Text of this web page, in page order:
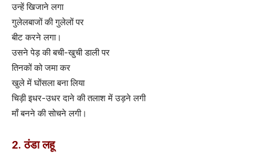
उन्हें खिजाने लगा
गुलेलबाजों की गुलेलों पर
बीट करने लगा।
उसने पेड़ की बची-खुची डाली पर
तिनकों को जमा कर
खुले में घोंसला बना लिया
चिड़ी इधर-उधर दाने की तलाश में उड़ने लगी
माँ बनने की सोचने लगी।
2. ठंडा लहू